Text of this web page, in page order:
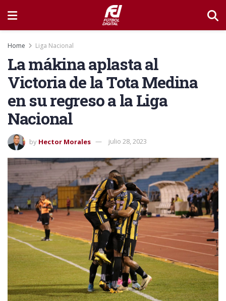
Home Liga Nacional
La mákina aplasta al
Victoria de la Tota Medina
en su regreso a la Liga
Nacional
by Hector Morales julio 28, 2023